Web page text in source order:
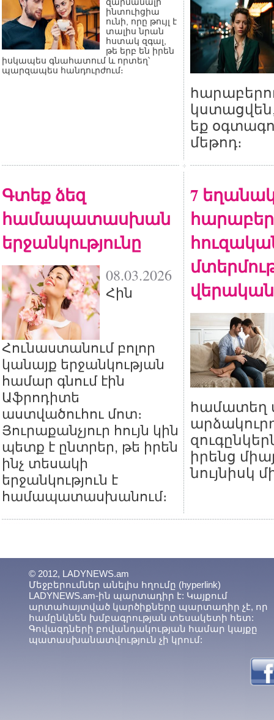
ինտուիցիա
ունի, որը թույլ է
տալիս նրան
հստակ զգալ,
թե երբ են իրեն
իսկապես գնահատում և որտեղ՝
պարզապես հանդուրժում։
եք
մեթոդ։
Գտեք ձեզ
համապատասխան
երջանկությունը
08.03.2026
Հին
Հունաստանում բոլոր
կանայք երջանկության
համար գնում էին
Աֆրոդիտե
աստվածուհու մոտ։
Յուրաքանչյուր հույն կին
պետք է ընտրեր, թե իրեն
ինչ տեսակի
երջանկություն է
համապատասխանում։
7
համատեղ
իրենց
նույնիսկ
© 2012, LADYNEWS.am
Մեջբերումներ անելիս հղումը (hyperlink)
LADYNEWS.am-ին պարտադիր է: Կայքում
արտահայտված կարծիքները պարտադիր չէ, որ
համընկնեն խմբագրության տեսակետի հետ:
Գովազդների բովանդակության համար կայքը
պատասխանատվություն չի կրում: